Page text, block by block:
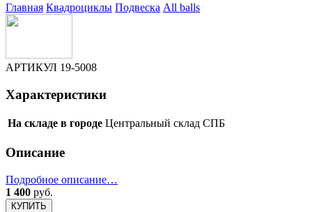
Главная Квадроциклы Подвеска All balls
АРТИКУЛ 19-5008
Характеристики
На складе в городе Центральный склад СПБ
Описание
Подробное описание…
1 400 руб.
КУПИТЬ